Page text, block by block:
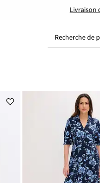
Livraison
Recherche de